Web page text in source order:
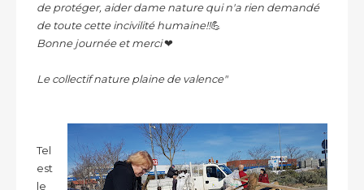
de protéger, aider dame nature qui n'a rien demandé
de toute cette incivilité humaine!!💪
Bonne journée et merci❤
Le collectif nature plaine de valence"
Tel
est
le